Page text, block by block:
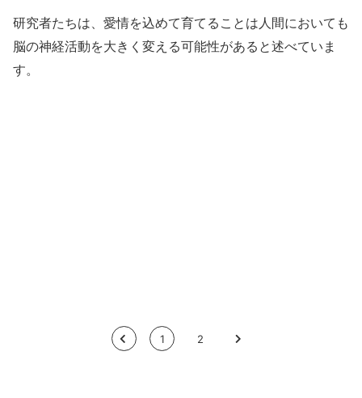
研究者たちは、愛情を込めて育てることは人間においても
脳の神経活動を大きく変える可能性があると述べていま
す。
< 1 2 >